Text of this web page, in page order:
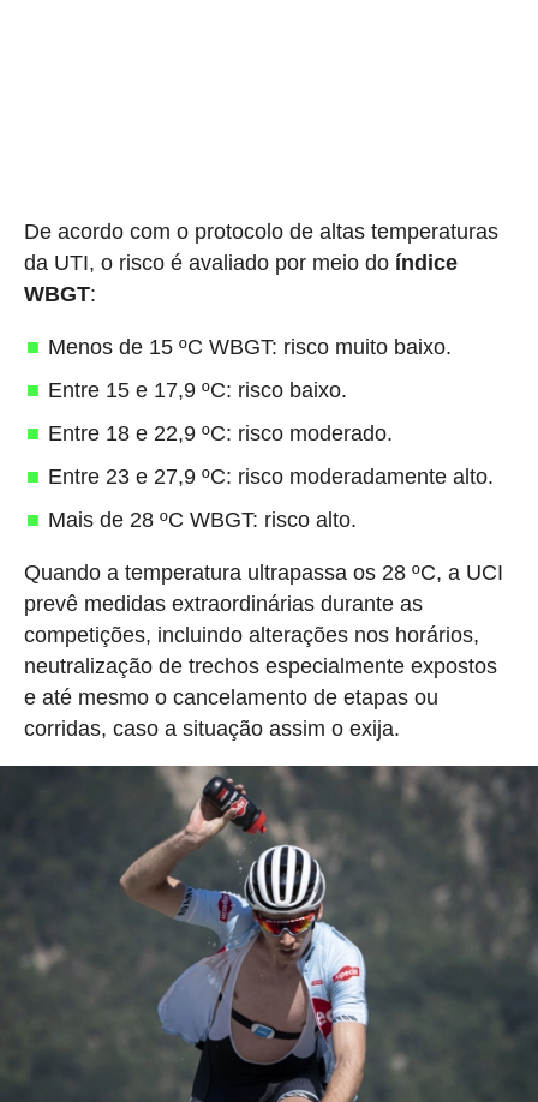
De acordo com o protocolo de altas temperaturas
da UTI, o risco é avaliado por meio do índice
WBGT:
Menos de 15 ºC WBGT: risco muito baixo.
Entre 15 e 17,9 ºC: risco baixo.
Entre 18 e 22,9 ºC: risco moderado.
Entre 23 e 27,9 ºC: risco moderadamente alto.
Mais de 28 ºC WBGT: risco alto.
Quando a temperatura ultrapassa os 28 ºC, a UCI
prevê medidas extraordinárias durante as
competições, incluindo alterações nos horários,
neutralização de trechos especialmente expostos
e até mesmo o cancelamento de etapas ou
corridas, caso a situação assim o exija.